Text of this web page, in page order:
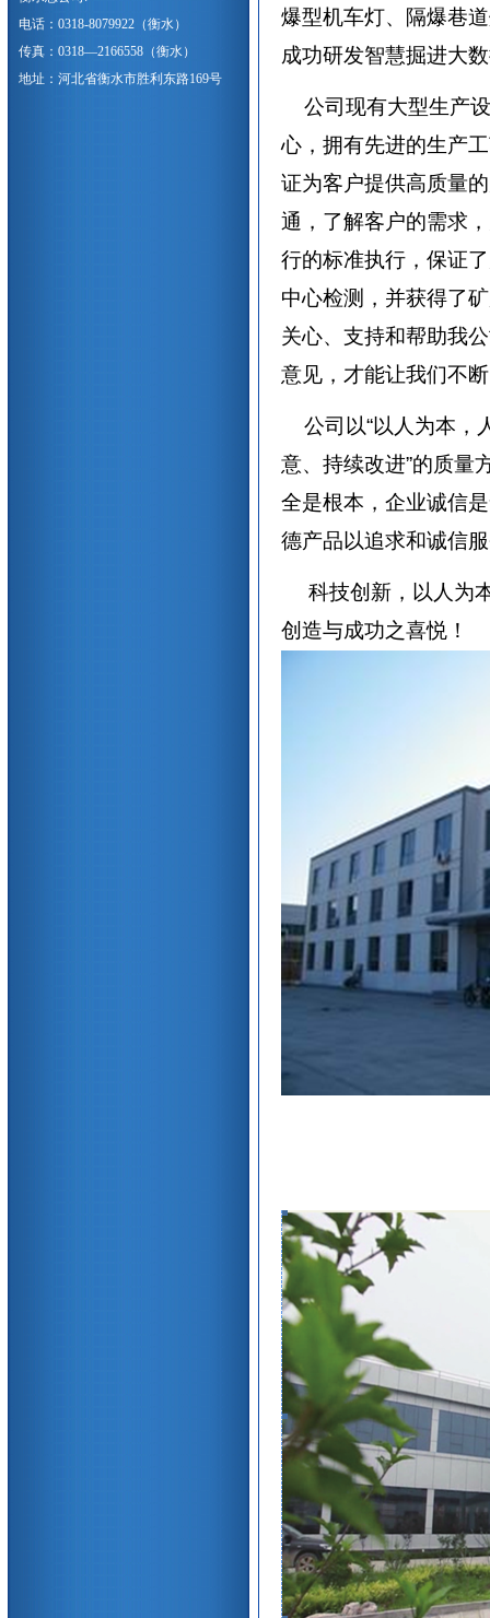
电话：0318-8079922（衡水）
传真：0318—2166558（衡水）
地址：河北省衡水市胜利东路169号
爆型机车灯、隔爆巷
成功研发智慧掘进大
公司现有大型生产
心，拥有先进的生产
证为客户提供高质量
通，了解客户的需求
行的标准执行，保证
中心检测，并获得了
关心、支持和帮助我
意见，才能让我们不
公司以“以人为本，
意、持续改进”的质量
全是根本，企业诚信
德产品以追求和诚信
科技创新，以人为
创造与成功之喜悦！